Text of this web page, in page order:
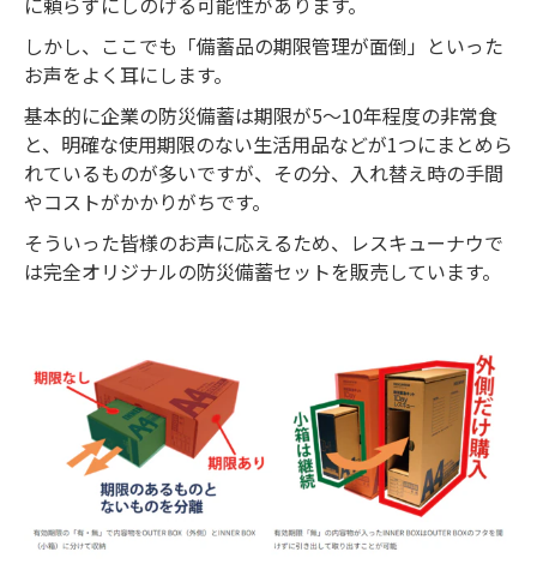
しかし、ここでも「備蓄品の期限管理が面倒」といった
お声をよく耳にします。
基本的に企業の防災備蓄は期限が5～10年程度の非常食
と、明確な使用期限のない生活用品などが1つにまとめら
れているものが多いですが、その分、入れ替え時の手間
やコストがかかりがちです。
そういった皆様のお声に応えるため、レスキューナウで
は完全オリジナルの防災備蓄セットを販売しています。